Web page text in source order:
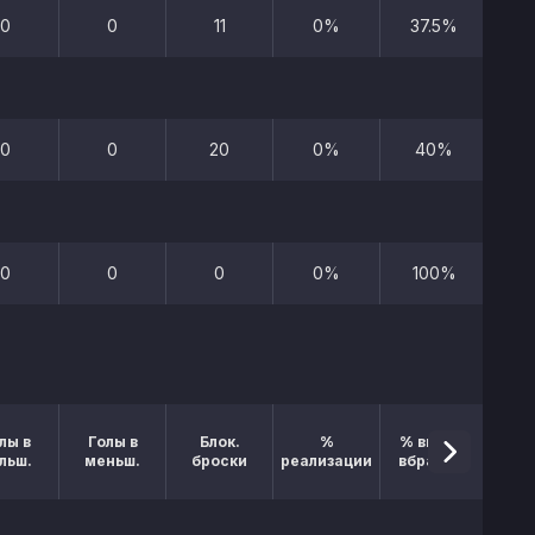
0 0 11 0% 37.5%
0 0 20 0% 40%
0 0 0 0% 100%
в
Голы в
меньш.
Блок.
броски
%
реализации
% выигр.
вбрасыв.